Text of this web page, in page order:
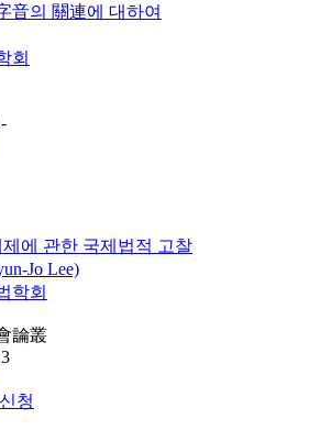
音의 關連에 대하여
회
에 관한 국제법적 고찰
Jo Lee)
학회
論叢
청